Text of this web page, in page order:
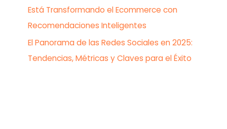
Está Transformando el Ecommerce con
Recomendaciones Inteligentes
El Panorama de las Redes Sociales en 2025:
Tendencias, Métricas y Claves para el Éxito